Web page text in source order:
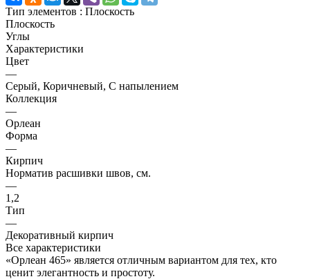
Тип элементов : Плоскость
Плоскость
Углы
Характеристики
Цвет
—
Серый, Коричневый, С напылением
Коллекция
—
Орлеан
Форма
—
Кирпич
Норматив расшивки швов, см.
—
1,2
Тип
—
Декоративный кирпич
Все характеристики
«Орлеан 465» является отличным вариантом для тех, кто
ценит элегантность и простоту.